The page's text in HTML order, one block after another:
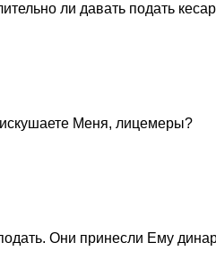
ли давать подать
искушаете Меня, лицемеры?
Они принесли Ему